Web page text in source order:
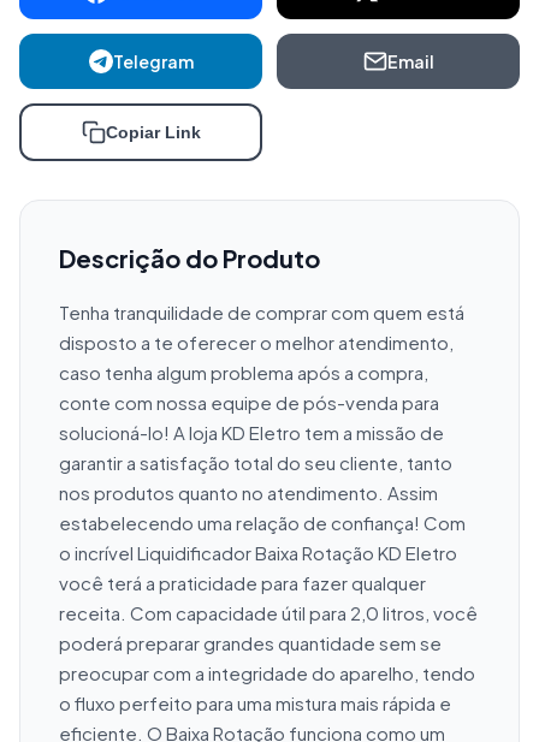
Telegram Email
Copiar Link
Descrição do Produto
Tenha tranquilidade de comprar com quem está
disposto a te oferecer o melhor atendimento,
caso tenha algum problema após a compra,
conte com nossa equipe de pós-venda para
solucioná-lo! A loja KD Eletro tem a missão de
garantir a satisfação total do seu cliente, tanto
nos produtos quanto no atendimento. Assim
estabelecendo uma relação de confiança! Com
o incrível Liquidificador Baixa Rotação KD Eletro
você terá a praticidade para fazer qualquer
receita. Com capacidade útil para 2,0 litros, você
poderá preparar grandes quantidade sem se
preocupar com a integridade do aparelho, tendo
o fluxo perfeito para uma mistura mais rápida e
eficiente. O Baixa Rotação funciona como um